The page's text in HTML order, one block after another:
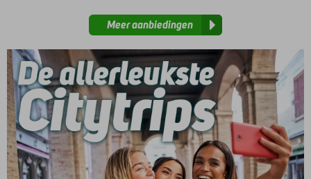
Meer aanbiedingen
Meer
info